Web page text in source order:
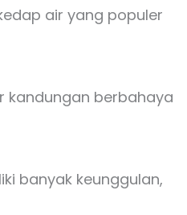
air yang populer
kandungan berbahaya
banyak keunggulan,